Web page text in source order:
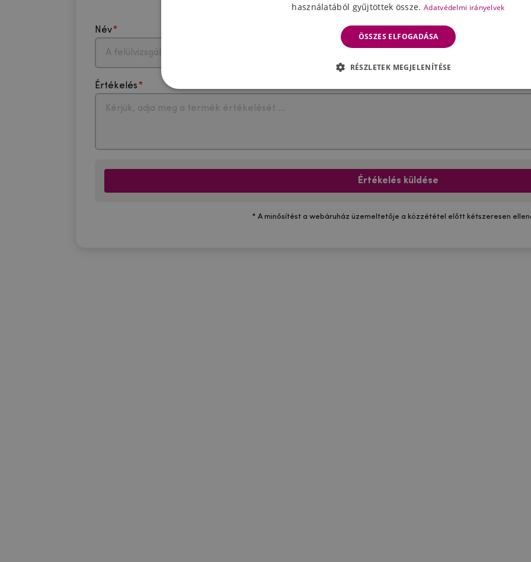
Név Válassza ki a csillagok számát
Értékelés
Értékelés küldése
* A minősítést a webáruház üzemeltetője a közzététel előtt kétszeresen
használatából gyűjtöttek össze. Adatvédelmi irányelvek
ÖSSZES ELFOGADÁSA
RÉSZLETEK MEGJELENÍTÉSE